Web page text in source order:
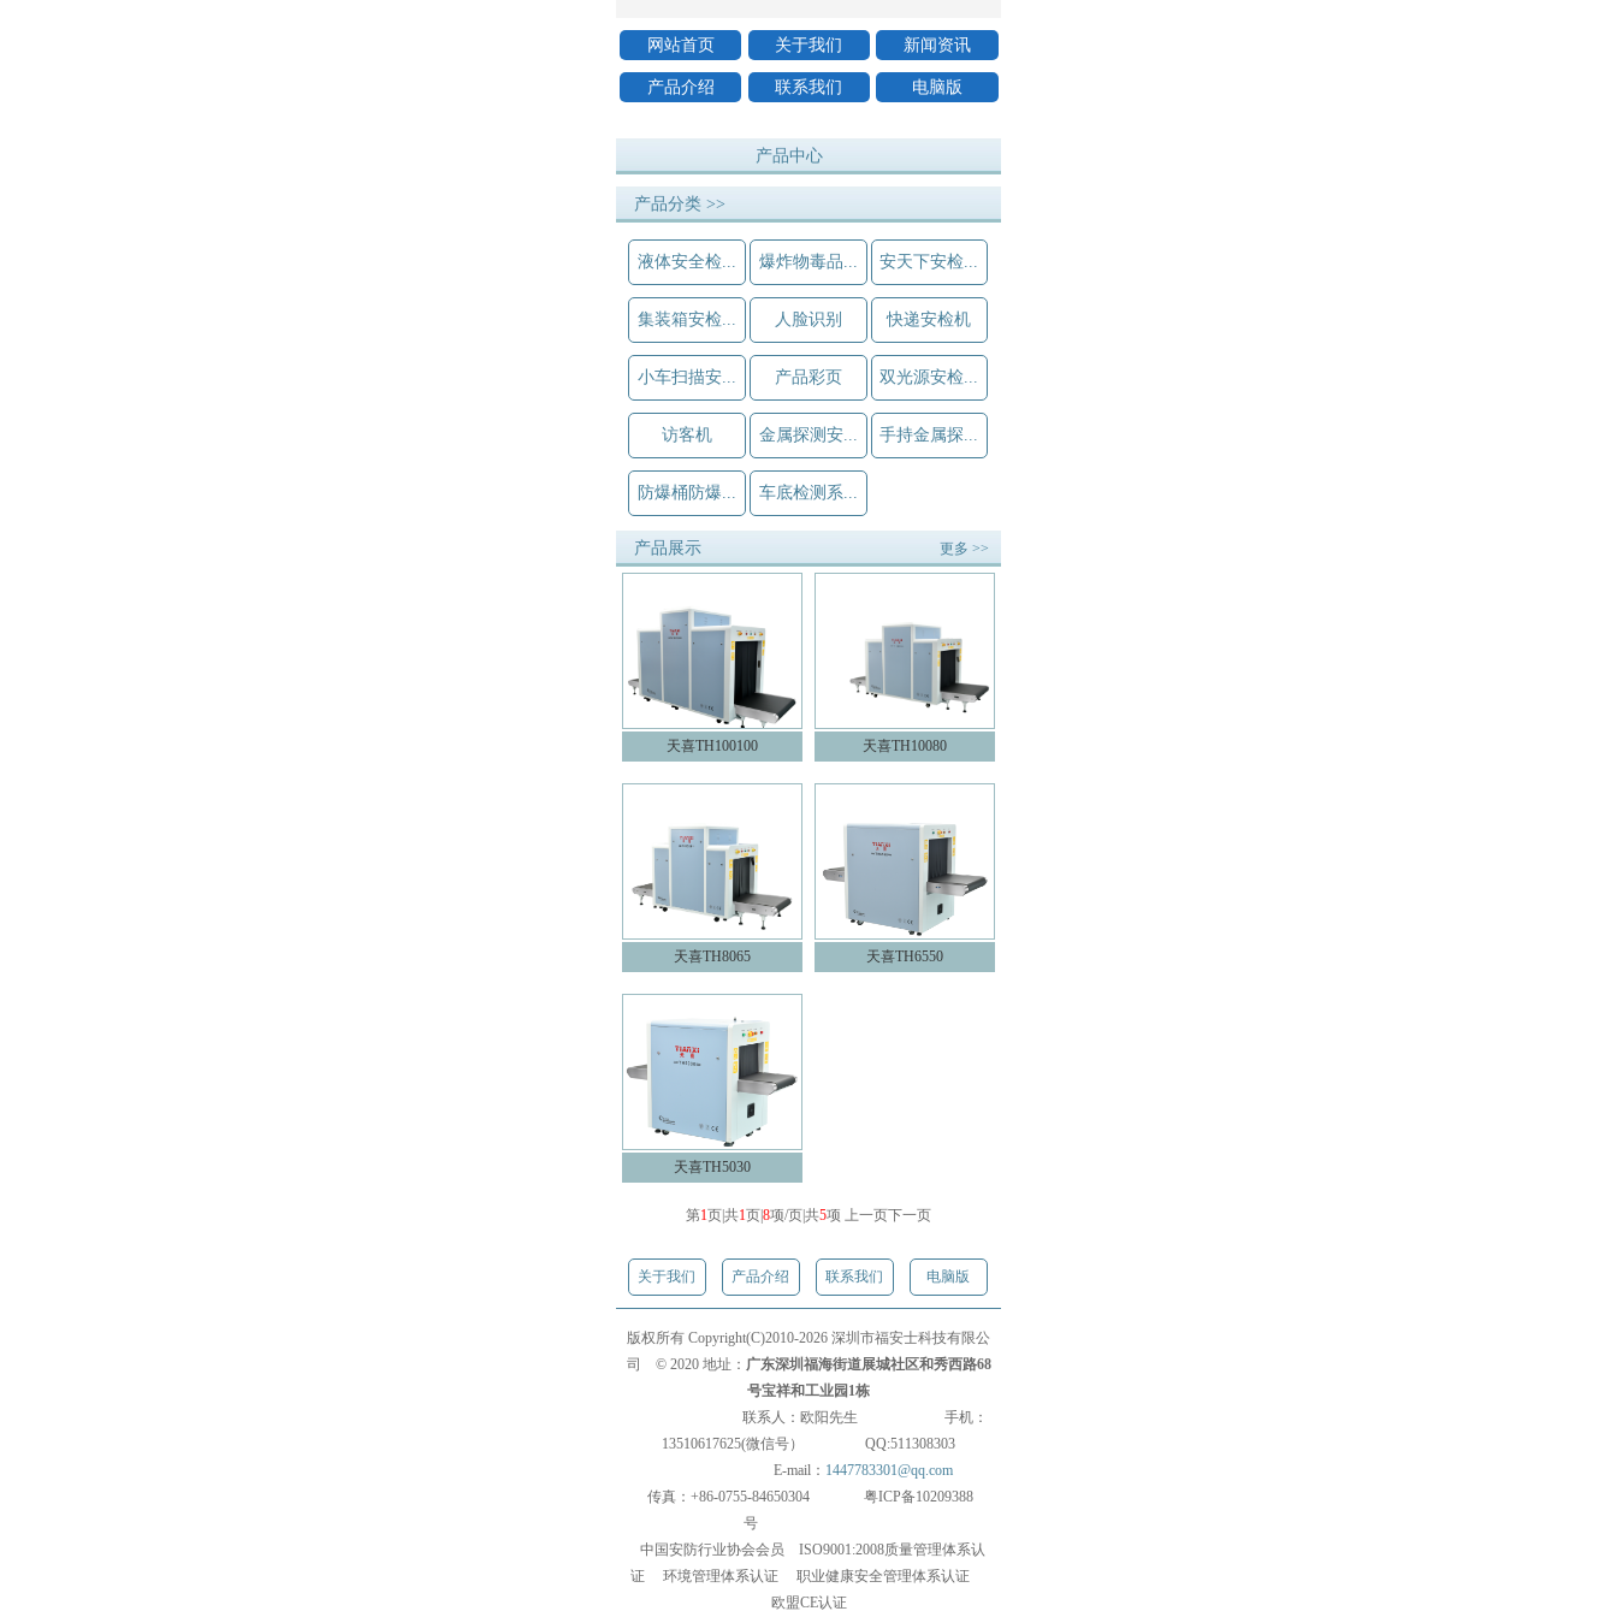
网站首页 关于我们 新闻资讯
产品介绍 联系我们 电脑版
产品中心
产品分类 >>
液体安全检... 爆炸物毒品... 安天下安检...
集装箱安检... 人脸识别 快递安检机
小车扫描安... 产品彩页 双光源安检...
访客机 金属探测安... 手持金属探...
防爆桶防爆... 车底检测系...
产品展示 更多 >>
天喜TH100100 天喜TH10080
天喜TH8065 天喜TH6550
天喜TH5030
第1页|共1页|8项/页|共5项 上一页下一页
关于我们 产品介绍 联系我们 电脑版
版权所有 Copyright(C)2010-2026 深圳市福安士科技有限公
司 © 2020 地址： 广东深圳福海街道展城社区和秀西路68
号宝祥和工业园1栋
联系人：欧阳先生 手机：
13510617625(微信号） QQ:511308303
E-mail： 1447783301@qq.com
传真：+86-0755-84650304 粤ICP备10209388
号
中国安防行业协会会员 ISO9001:2008质量管理体系认
证 环境管理体系认证 职业健康安全管理体系认证
欧盟CE认证